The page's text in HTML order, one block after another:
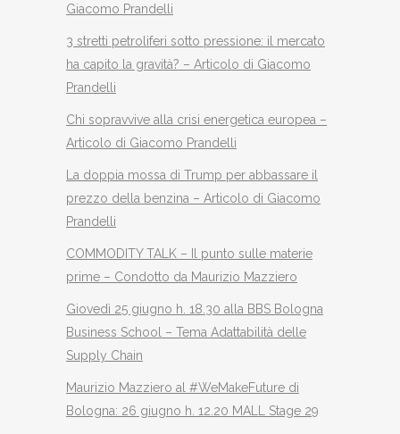
Giacomo Prandelli
3 stretti petroliferi sotto pressione: il mercato
ha capito la gravità? – Articolo di Giacomo
Prandelli
Chi sopravvive alla crisi energetica europea –
Articolo di Giacomo Prandelli
La doppia mossa di Trump per abbassare il
prezzo della benzina – Articolo di Giacomo
Prandelli
COMMODITY TALK – Il punto sulle materie
prime – Condotto da Maurizio Mazziero
Giovedì 25 giugno h. 18.30 alla BBS Bologna
Business School – Tema Adattabilità delle
Supply Chain
Maurizio Mazziero al #WeMakeFuture di
Bologna: 26 giugno h. 12.20 MALL Stage 29